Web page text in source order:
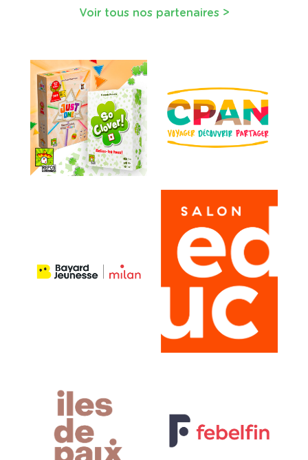
Voir tous nos partenaires >